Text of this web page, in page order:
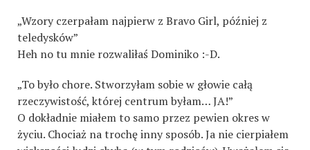
„Wzory czerpałam najpierw z Bravo Girl, później z
teledysków”
Heh no tu mnie rozwaliłaś Dominiko :-D.
„To było chore. Stworzyłam sobie w głowie całą
rzeczywistość, której centrum byłam… JA!”
O dokładnie miałem to samo przez pewien okres w
życiu. Chociaż na trochę inny sposób. Ja nie cierpiałem